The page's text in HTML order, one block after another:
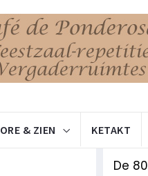
ORE & ZIEN KETAKT
De 80